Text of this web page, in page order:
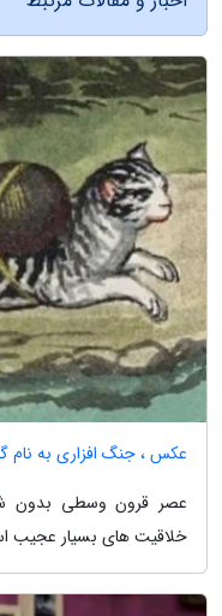
عکس ، جنگ افزاری به نام
عصر قرون وسطی بدون
خلاقیت های بسیار عجیب